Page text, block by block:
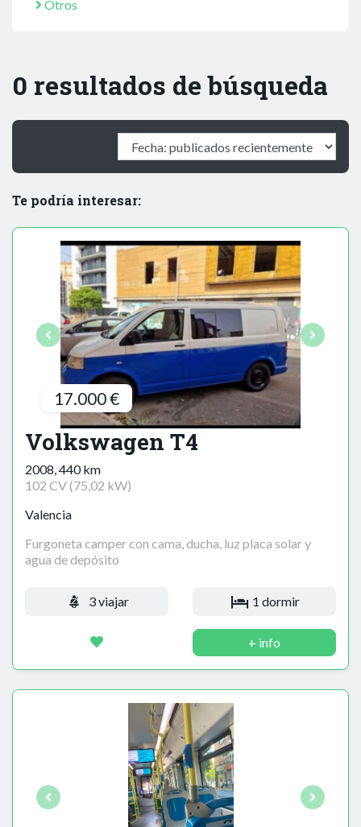
Otros
0 resultados de búsqueda
Te podría interesar:
17.000 €
Volkswagen T4
2008, 440 km
102 CV (75,02 kW)
Valencia
Furgoneta camper con cama, ducha, luz placa solar y
agua de depósito
3 viajar 1 dormir
+ info